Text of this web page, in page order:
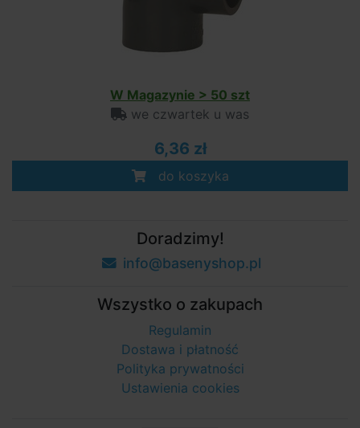
W Magazynie > 50 szt
we czwartek u was
6,36 zł
do koszyka
Doradzimy!
info@basenyshop.pl
Wszystko o zakupach
Regulamin
Dostawa i płatność
Polityka prywatności
Ustawienia cookies